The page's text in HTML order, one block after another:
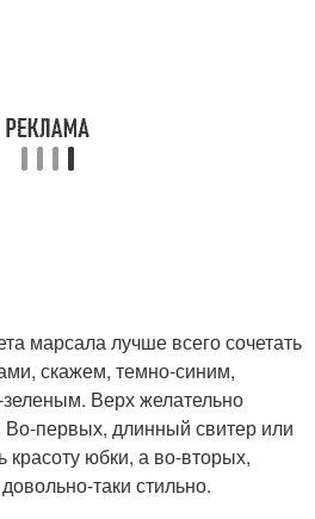
марсала лучше всего сочетать
скажем, темно-синим,
Верх желательно
Во-первых, длинный свитер или
красоту юбки, а во-вторых,
таки стильно.